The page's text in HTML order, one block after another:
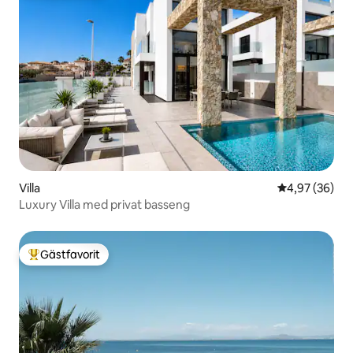
Villa 4,97 av 5 i
4,97 (36)
Luxury Villa med privat basseng
Populär gästfavorit
Gästfavorit